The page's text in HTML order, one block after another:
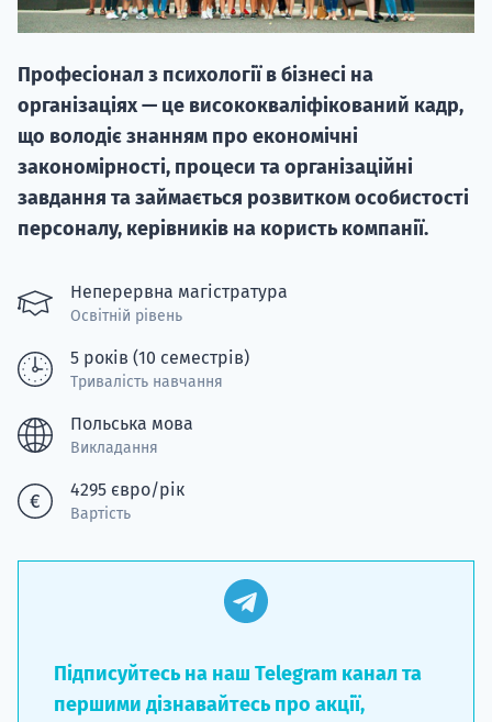
Професіонал з психології в бізнесі на
організаціях — це висококваліфікований кадр,
що володіє знанням про економічні
закономірності, процеси та організаційні
завдання та займається розвитком особистості
персоналу, керівників на користь компанії.
Неперервна магістратура
Освітній рівень
5 років (10 семестрів)
Тривалість навчання
Польська мова
Викладання
4295 євро/рік
Вартість
Підписуйтесь на наш Telegram канал та
першими дізнавайтесь про акції,
НАБІР
вступ на